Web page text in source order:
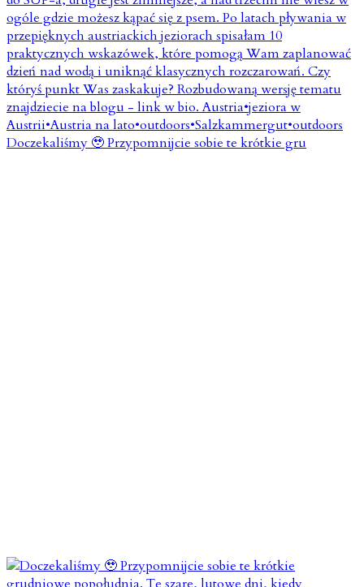
Doczekaliśmy 🥹 Przypomnijcie sobie te krótkie gru